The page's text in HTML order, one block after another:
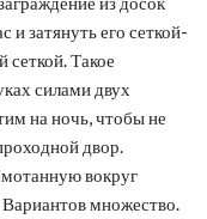
и затянуть его сеткой-
сеткой. Такое
силами двух
на ночь, чтобы не
двор.
вокруг
множество.